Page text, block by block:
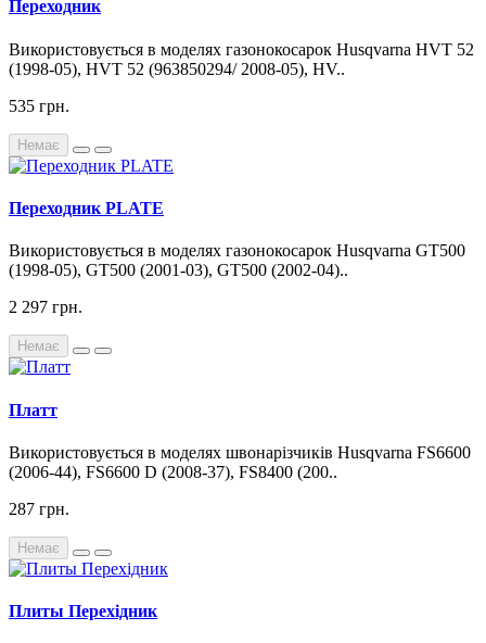
Переходник
Використовується в моделях газонокосарок Husqvarna HVT 52
(1998-05), HVT 52 (963850294/ 2008-05), HV..
535 грн.
Немає
Переходник PLATE
Використовується в моделях газонокосарок Husqvarna GT500
(1998-05), GT500 (2001-03), GT500 (2002-04)..
2 297 грн.
Немає
Платт
Використовується в моделях швонарізчиків Husqvarna FS6600
(2006-44), FS6600 D (2008-37), FS8400 (200..
287 грн.
Немає
Плиты Перехідник